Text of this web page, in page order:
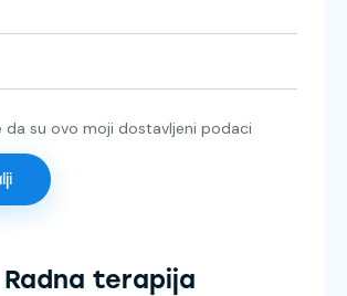
da su ovo moji dostavljeni podaci
Radna terapija